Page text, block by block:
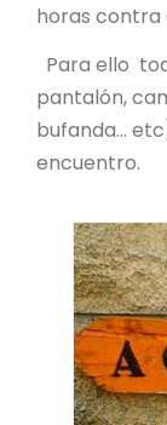
horas contra
Para ello
pantalón,
bufanda...
encuentro.